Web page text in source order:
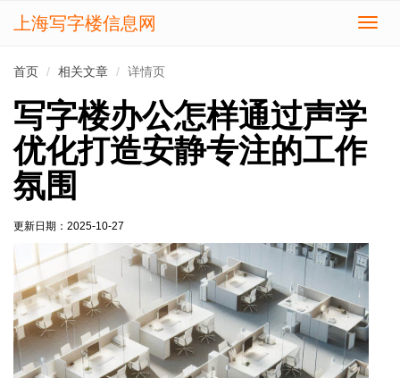
切
上海写字楼信息网
首页 相关文章 详情页
写字楼办公怎样通过声学
优化打造安静专注的工作
氛围
更新日期： 2025-10-27